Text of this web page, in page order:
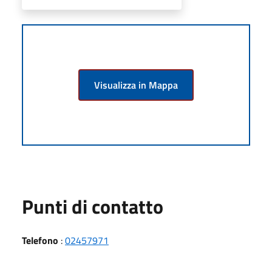
Visualizza in Mappa
Punti di contatto
Telefono :02457971